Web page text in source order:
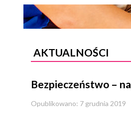
AKTUALNOŚCI
Bezpieczeństwo –
Opublikowano: 7 grudnia 2019